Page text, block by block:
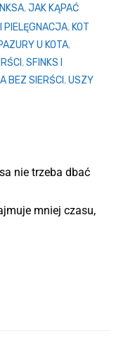
,JAK KĄPAĆ
PIELĘGNACJA, KOT
U KOTA,
,SFINKS I
BEZ SIERŚCI ,USZY
nie trzeba dbać
mniej czasu,